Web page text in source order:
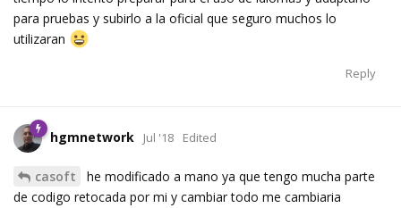
para pruebas y subirlo a la oficial que seguro muchos lo
utilizaran
Reply
hgmnetwork Jul '18 Edited
casoft
he modificado a mano ya que tengo mucha parte
de codigo retocada por mi y cambiar todo me cambiaria